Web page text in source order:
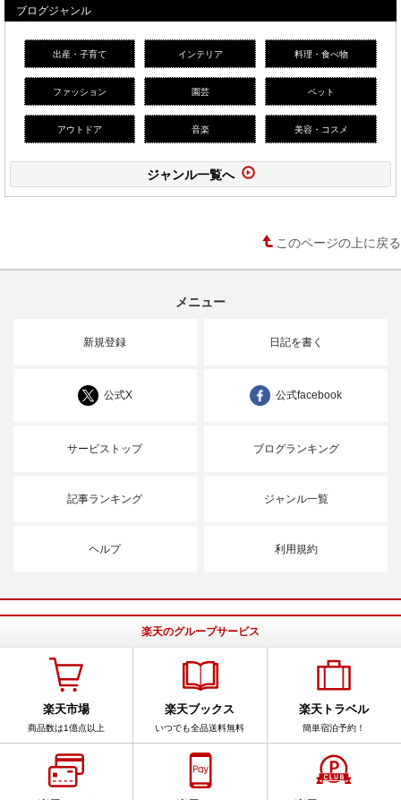
ブログジャンル
出産・子育て インテリア 料理・食べ物
ファッション 園芸 ペット
アウトドア 音楽 美容・コスメ
ジャンル一覧へ
このページの上に戻る
メニュー
新規登録 日記を書く
公式X 公式facebook
サービストップ ブログランキング
記事ランキング ジャンル一覧
ヘルプ 利用規約
楽天のグループサービス
楽天市場
商品数は1億点以上
楽天ブックス
いつでも全品送料無料
楽天トラベル
簡単宿泊予約！